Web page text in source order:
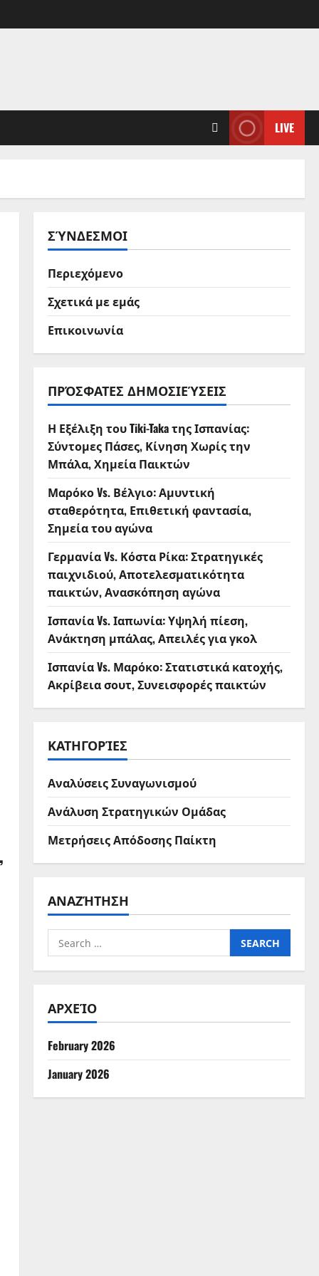
LIVE
ΣΎΝΔΕΣΜΟΙ
Περιεχόμενο
Σχετικά με εμάς
Επικοινωνία
ΠΡΌΣΦΑΤΕΣ ΔΗΜΟΣΙΕΎΣΕΙΣ
Η Εξέλιξη του Tiki-Taka της Ισπανίας:
Σύντομες Πάσες, Κίνηση Χωρίς την
Μπάλα, Χημεία Παικτών
Μαρόκο Vs. Βέλγιο: Αμυντική
σταθερότητα, Επιθετική φαντασία,
Σημεία του αγώνα
Γερμανία Vs. Κόστα Ρίκα: Στρατηγικές
παιχνιδιού, Αποτελεσματικότητα
παικτών, Ανασκόπηση αγώνα
Ισπανία Vs. Ιαπωνία: Υψηλή πίεση,
Ανάκτηση μπάλας, Απειλές για γκολ
Ισπανία Vs. Μαρόκο: Στατιστικά κατοχής,
Ακρίβεια σουτ, Συνεισφορές παικτών
ΚΑΤΗΓΟΡΊΕΣ
Αναλύσεις Συναγωνισμού
Ανάλυση Στρατηγικών Ομάδας
Μετρήσεις Απόδοσης Παίκτη
ΑΝΑΖΉΤΗΣΗ
Search
for:
ΑΡΧΕΊΟ
February 2026
January 2026